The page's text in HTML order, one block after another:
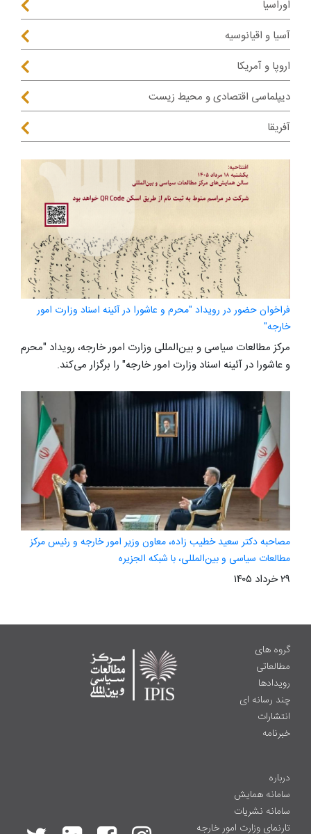
اوراسیا
آسیا و اقیانوسیه
اروپا و آمریکا
دیپلماسی اقتصادی و محیط زیست
آفریقا
فراخوان حضور در رویداد "محرم و عاشورا در آئینه اسناد وزارت امور
خارجه"
مرکز مطالعات سیاسی و بین‌المللی وزارت امور خارجه، رویداد "محرم
و عاشورا در آئینه اسناد وزارت امور خارجه" را برگزار می‌کند.
مصاحبه دکتر سعید خطیب زاده، معاون وزیر امور خارجه و رئیس مرکز
مطالعات سیاسی و بین‌المللی، با شبکه الجزیره
۲۹ خرداد ۱۴۰۵
گروه های
مطالعاتی
رویدادها
چند رسانه ای
انتشارات
خبرنامه
درباره
سامانه همایش
سامانه نشریات
تارنمای وزارت امور خارجه